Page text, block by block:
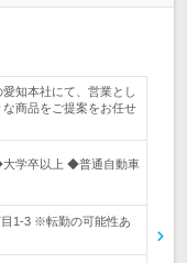
知本社にて、営業とし
商品をご提案をお任せ
学卒以上 ◆普通自動車
目1-3 ※転勤の可能性あ